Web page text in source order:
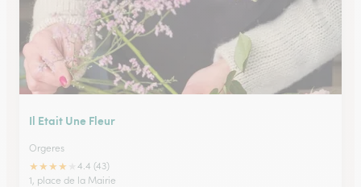
Il Etait Une Fleur
Orgeres
★★★★
4.4 (43)
1, place de la Mairie